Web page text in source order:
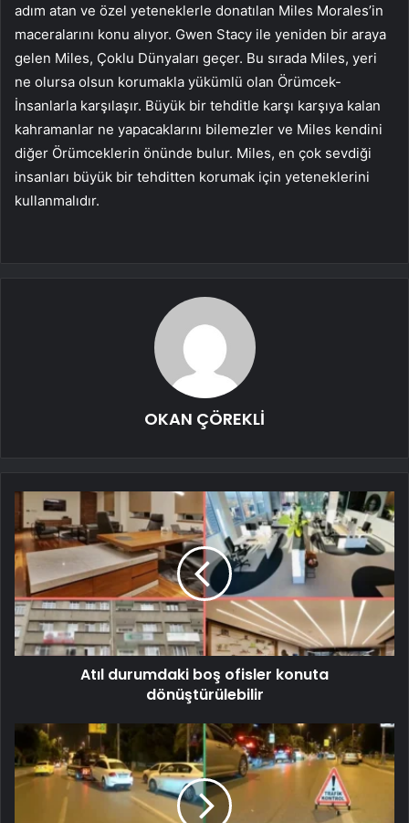
adım atan ve özel yeteneklerle donatılan Miles Morales’in
maceralarını konu alıyor. Gwen Stacy ile yeniden bir araya
gelen Miles, Çoklu Dünyaları geçer. Bu sırada Miles, yeri
ne olursa olsun korumakla yükümlü olan Örümcek-
İnsanlarla karşılaşır. Büyük bir tehditle karşı karşıya kalan
kahramanlar ne yapacaklarını bilemezler ve Miles kendini
diğer Örümceklerin önünde bulur. Miles, en çok sevdiği
insanları büyük bir tehditten korumak için yeteneklerini
kullanmalıdır.
OKAN ÇÖREKLİ
Atıl durumdaki boş ofisler konuta
dönüştürülebilir